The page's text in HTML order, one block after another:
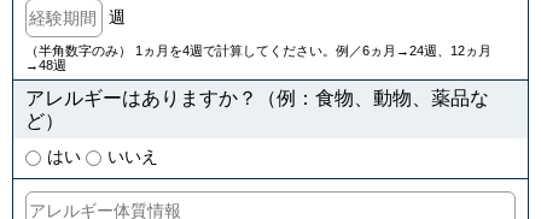
週
（半角数字のみ） 1ヵ月を4週で計算してください。例／6ヵ月→24週、12ヵ月
→48週
アレルギーはありますか？（例：食物、動物、薬品な
ど）
はい いいえ